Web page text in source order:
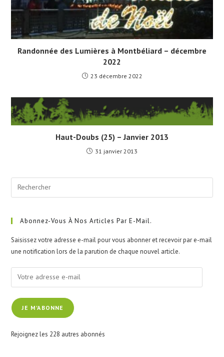
Randonnée des Lumières à Montbéliard – décembre
2022
23 décembre 2022
Haut-Doubs (25) – Janvier 2013
31 janvier 2013
Abonnez-Vous À Nos Articles Par E-Mail.
Saisissez votre adresse e-mail pour vous abonner et recevoir par e-mail
une notification lors de la parution de chaque nouvel article.
JE M'ABONNE
Rejoignez les 228 autres abonnés